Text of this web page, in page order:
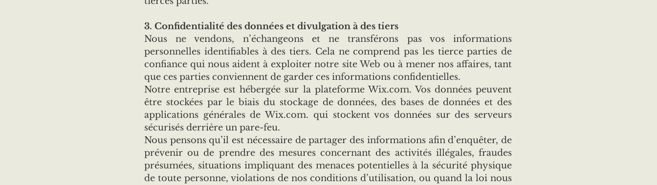
3. Confidentialité des données et divulgation à des tiers
Nous ne vendons, n’échangeons et ne transférons pas vos informations
personnelles identifiables à des tiers. Cela ne comprend pas les tierce parties de
confiance qui nous aident à exploiter notre site Web ou à mener nos affaires, tant
que ces parties conviennent de garder ces informations confidentielles.
Notre entreprise est hébergée sur la plateforme Wix.com. Vos données peuvent
être stockées par le biais du stockage de données, des bases de données et des
applications générales de Wix.com. qui stockent vos données sur des serveurs
sécurisés derrière un pare-feu.
Nous pensons qu’il est nécessaire de partager des informations afin d’enquêter, de
prévenir ou de prendre des mesures concernant des activités illégales, fraudes
présumées, situations impliquant des menaces potentielles à la sécurité physique
de toute personne, violations de nos conditions d’utilisation, ou quand la loi nous